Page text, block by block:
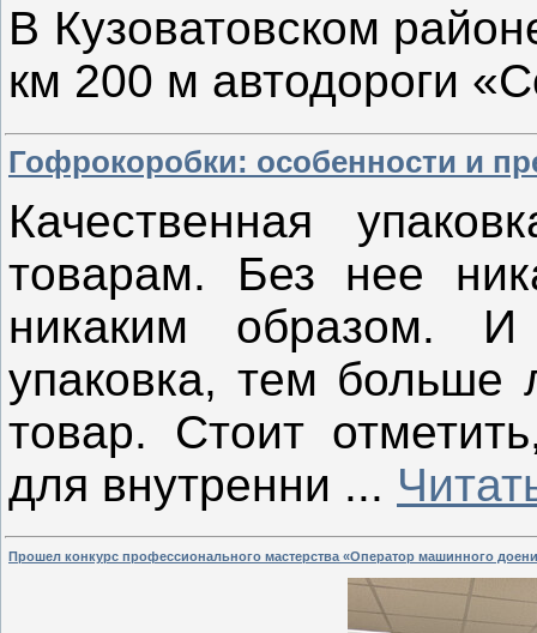
В Кузоватовском
км 200 м автодороги
Гофрокоробки: особенности и
Качественная
товарам. Без нее
никаким образом. И
упаковка, тем больше
товар. Стоит
для внутренни ...
Прошел конкурс профессионального мастерства «Оператор машинного